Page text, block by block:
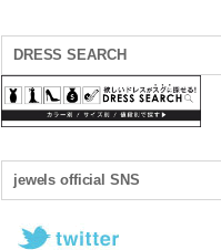
DRESS SEARCH
jewels official SNS